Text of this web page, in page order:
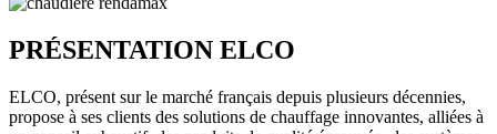
PRÉSENTATION ELCO
ELCO, présent sur le marché français depuis plusieurs décennies,
propose à ses clients des solutions de chauffage innovantes, alliées à